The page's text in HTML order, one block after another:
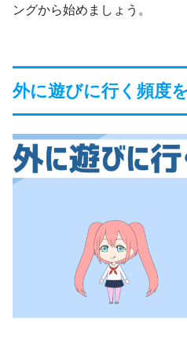
ングから始めましょう。
外に遊びに行く頻度